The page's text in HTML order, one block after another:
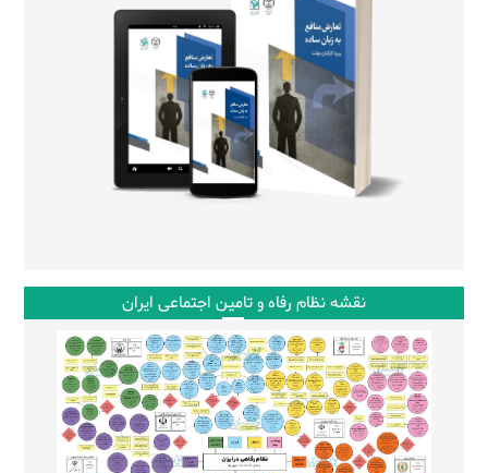
نقشه نظام رفاه و تامین اجتماعی ایران